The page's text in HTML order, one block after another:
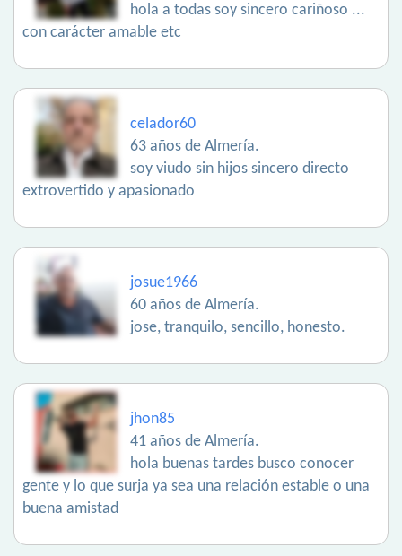
hola a todas soy sincero cariñoso ...
con carácter amable etc
celador60
63 años de Almería.
soy viudo sin hijos sincero directo
extrovertido y apasionado
josue1966
60 años de Almería.
jose, tranquilo, sencillo, honesto.
jhon85
41 años de Almería.
hola buenas tardes busco conocer
gente y lo que surja ya sea una relación estable o una
buena amistad